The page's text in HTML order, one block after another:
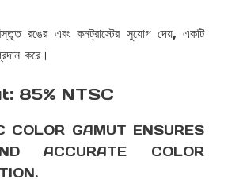
রঙের এবং কনট্রাস্টের সুযোগ দেয়, একটি
করে।
85% NTSC
COLOR GAMUT ENSURES
ACCURATE COLOR